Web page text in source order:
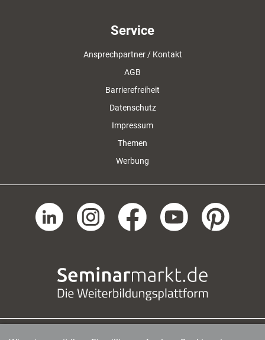
Service
Ansprechpartner / Kontakt
AGB
Barrierefreiheit
Datenschutz
Impressum
Themen
Werbung